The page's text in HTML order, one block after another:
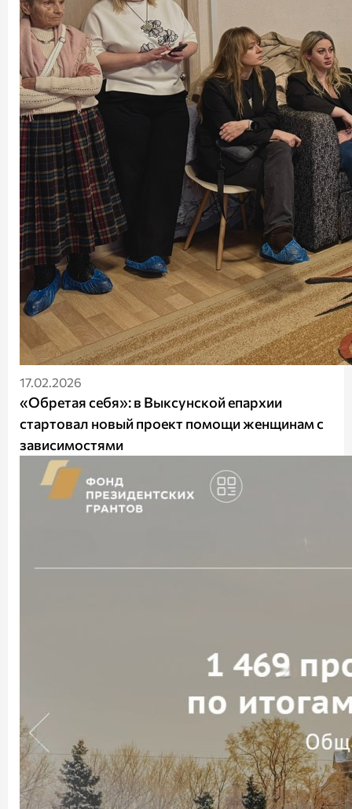
17.02.2026
«Обретая себя»: в Выксунской епархии
стартовал новый проект помощи женщинам с
зависимостями